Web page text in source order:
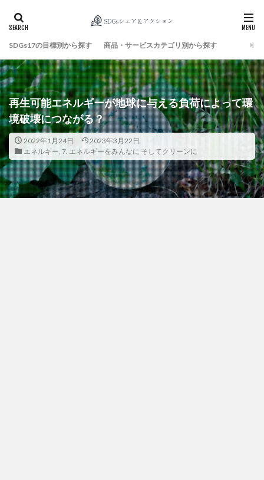
SDGs17の目標別から探す 商品・サービスカテゴリ別から探す
再生可能エネルギーが地球に与える負荷によって環
境破壊につながる？
2022年1月24日
2023年3月22日
エネルギー, 7. エネルギーをみんなに そしてクリーンに
検索